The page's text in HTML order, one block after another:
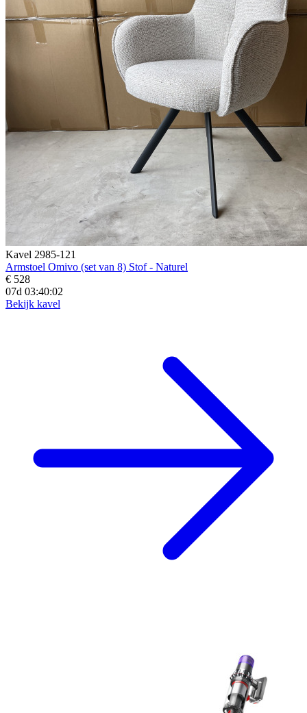
Kavel 2985-121
Armstoel Omivo (set van 8) Stof - Naturel
€ 528
07d 03:40:01
Bekijk kavel